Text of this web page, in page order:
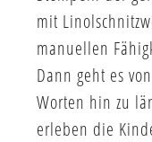
mit
manuellen
Dann geht es
Worten hin zu
erleben die